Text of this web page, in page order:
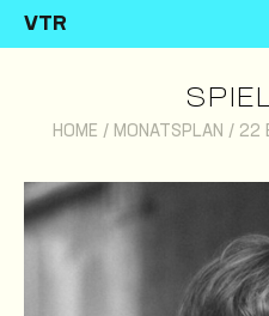
VTR
HOME / MONATSPLAN / 22